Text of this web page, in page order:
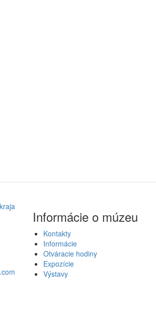
Informácie o múzeu
Kontakty
Informácie
Otváracie hodiny
Expozície
Výstavy